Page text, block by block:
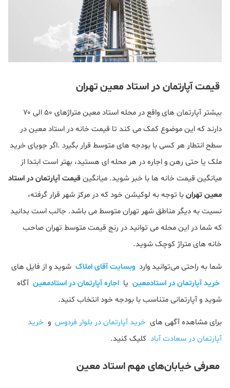
قیمت آپارتمان در استاد معین تهران
بیشتر آپارتمان های واقع در محله استاد معین متراژهای ۵۰ الی ۷۰
دارند که این موضوع کمک می کند تا قیمت خانه در استاد معین در
سطح انتطار هر کسی با بودجه های متوسط قرار بگیرد .اگر جویای خرید
ملک یا حتی رهن و اجاره در هر محله ای هستید، بهتر است ابتدا از
میانگین قیمت خانه ها با خبر شوید. میانگینقیمت آپارتمان در استاد
معین تهرانبا توجه به لوکیشن خود که در مرکز شهر قرار گرفته،
نسیت به دیگر مناطق شهر تهران متوسط می باشد. جالب است بدانید
که شما در این محله می توانید در رنج قیمت متوسط تهران صاحب
خانه های متراژ کوچک شوید.
شما به راحتی می‌توانید وارد وبسایت آقای املاک شوید و از فایل های
خرید آپارتمان در استادمعین یا اجاره آپارتمان در استادمعین آگاه
شوید و آپارتمانی متناسب با بودجه خود انتخاب کنید.
برای مشاهده آگهی های خرید آپارتمان در بلوار فردوس و خرید
آپارتمان در سعادت آباد کلیک کنید.
معرفی خیابان‌های مهم استاد معین